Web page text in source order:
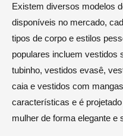
Existem diversos modelos
disponíveis no mercado,
tipos de corpo e estilos
populares incluem vestidos
tubinho, vestidos evasê,
caia e vestidos com
características e é
mulher de forma elegante e